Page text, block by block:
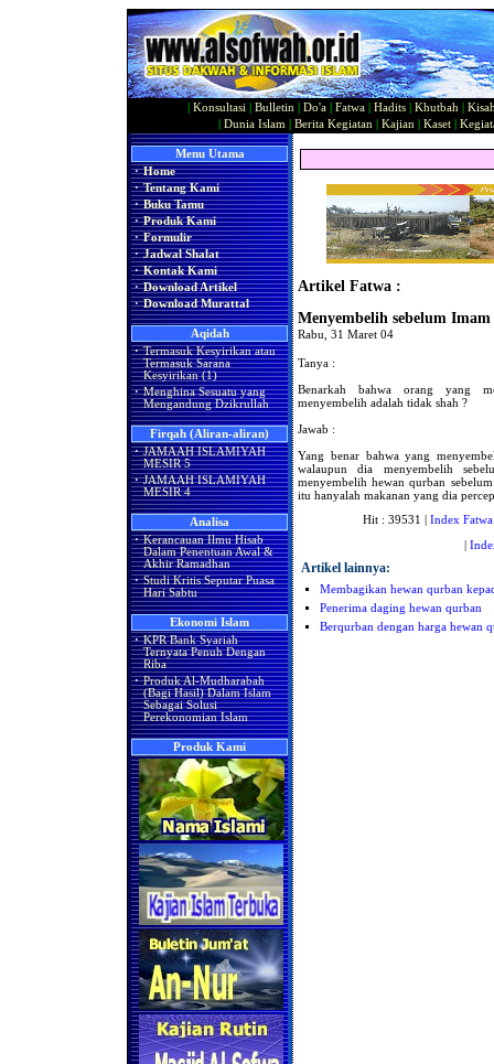
Konsultasi Bulletin Do'a Fatwa Hadits Khutbah
Dunia Islam Berita Kegiatan Kajian Kaset|
Menu Utama
· Home
· Tentang Kami
· Buku Tamu
· Produk Kami
· Formulir
· Jadwal Shalat
· Kontak Kami
· Download Artikel
· Download Murattal
Aqidah
· Termasuk Kesyirikan atau
Termasuk Sarana
Kesyirikan (1)
· Menghina Sesuatu yang
Mengandung Dzikrullah
Firqah (Aliran-aliran)
· JAMAAH ISLAMIYAH
MESIR 5
· JAMAAH ISLAMIYAH
MESIR 4
Analisa
· Kerancauan Ilmu Hisab
Dalam Penentuan Awal &
Akhir Ramadhan
· Studi Kritis Seputar Puasa
Hari Sabtu
Ekonomi Islam
· KPR Bank Syariah
Ternyata Penuh Dengan
Riba
· Produk Al-Mudharabah
(Bagi Hasil) Dalam Islam
Sebagai Solusi
Perekonomian Islam
Produk Kami
Artikel Fatwa :
Menyembelih sebelum
Rabu, 31 Maret 04
Tanya :
Benarkah bahwa orang yang
menyembelih adalah tidak shah ?
Jawab :
Yang benar bahwa yang
walaupun dia menyembelih
menyembelih hewan qurban
itu hanyalah makanan yang dia
Hit : 39531 | Index Fatwa
|
Artikel lainnya:
Membagikan hewan qurban
Penerima daging hewan qurban
Berqurban dengan harga hewan